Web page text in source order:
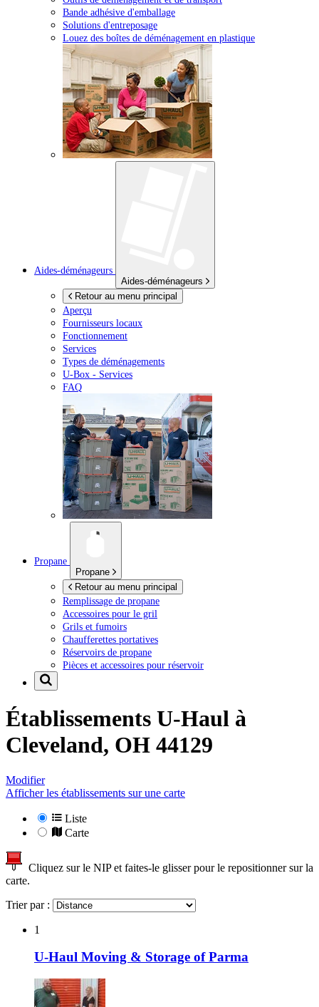
Bande adhésive d'emballage
Solutions d'entreposage
Louez des boîtes de déménagement en plastique
Aides-déménageurs
Aides-déménageurs
Retour au menu principal
Aperçu
Fournisseurs locaux
Fonctionnement
Services
Types de déménagements
U-Box - Services
FAQ
Propane
Propane
Retour au menu principal
Remplissage de propane
Accessoires pour le gril
Grils et fumoirs
Chaufferettes portatives
Réservoirs de propane
Pièces et accessoires pour réservoir
Établissements U-Haul à
Cleveland, OH 44129
Modifier
Afficher les établissements sur une carte
Liste
Carte
Cliquez sur le NIP et faites-le glisser pour le repositionner sur la
carte.
Trier par :
1
U-Haul Moving & Storage of Parma